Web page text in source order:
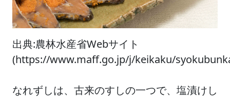
出典:農林水産省Webサイト
(https://www.maff.go.jp/j/keikaku/
なれずしは、古来のすしの一つで、塩漬けし